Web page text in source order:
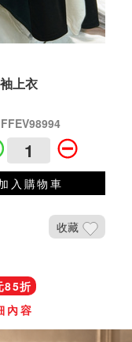
上衣
FFEV98994
入購物車
收藏
85折
內容